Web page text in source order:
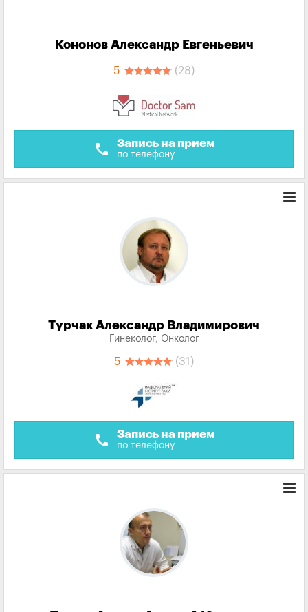
Кононов Александр Евгеньевич
5 (28)
call Запись на прием
по телефону
Турчак Александр Владимирович
Гинеколог, Онколог
5 (31)
call Запись на прием
по телефону